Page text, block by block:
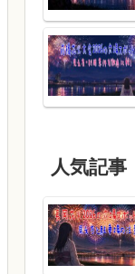
人気記事